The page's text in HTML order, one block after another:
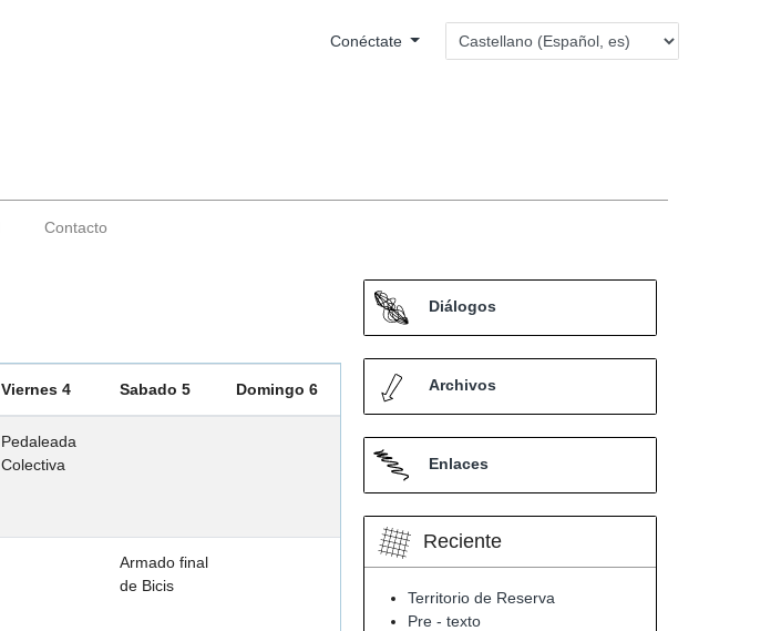
Conéctate
Contacto
Viernes 4 Sabado 5 Domingo 6
Pedaleada
Colectiva
Armado final
de Bicis
Diálogos
Archivos
Enlaces
Reciente
Territorio de Reserva
Pre - texto